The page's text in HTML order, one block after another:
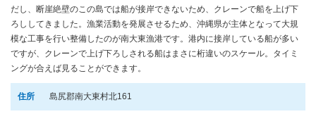
だし、断崖絶壁のこの島では船が接岸できないため、クレーンで船を上げ下
ろししてきました。漁業活動を発展させるため、沖縄県が主体となって大規
模な工事を行い整備したのが南大東漁港です。港内に接岸している船が多い
ですが、クレーンで上げ下ろしされる船はまさに桁違いのスケール。タイミ
ングが合えば見ることができます。
住所 島尻郡南大東村北161